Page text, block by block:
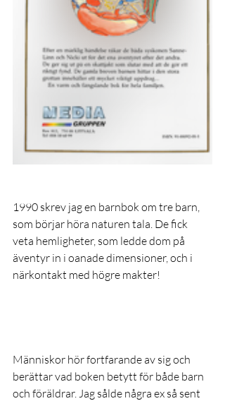
1990 skrev jag en barnbok om tre barn,
som börjar höra naturen tala. De fick
veta hemligheter, som ledde dom på
äventyr in i oanade dimensioner, och i
närkontakt med högre makter!
Människor hör fortfarande av sig och
berättar vad boken betytt för både barn
och föräldrar. Jag sålde några ex så sent